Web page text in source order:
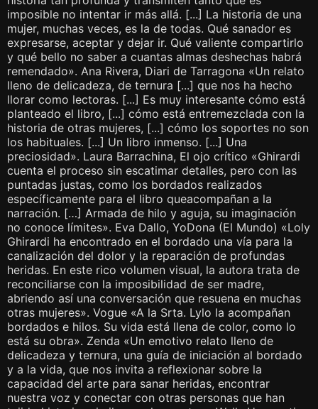
imposible no intentar ir más allá. [...] La historia de una
mujer, muchas veces, es la de todas. Qué sanador es
expresarse, aceptar y dejar ir. Qué valiente compartirlo
y qué bello no saber a cuantas almas deshechas habrá
remendado». Ana Rivera, Diari de Tarragona «Un relato
lleno de delicadeza, de ternura [...] que nos ha hecho
llorar como lectoras. [...] Es muy interesante cómo está
planteado el libro, [...] cómo está entremezclada con la
historia de otras mujeres, [...] cómo los soportes no son
los habituales. [...] Un libro inmenso. [...] Una
preciosidad». Laura Barrachina, El ojo crítico «Ghirardi
cuenta el proceso sin escatimar detalles, pero con las
puntadas justas, como los bordados realizados
específicamente para el libro queacompañan a la
narración. […] Armada de hilo y aguja, su imaginación
no conoce límites». Eva Dallo, YoDona (El Mundo) «Loly
Ghirardi ha encontrado en el bordado una vía para la
canalización del dolor y la reparación de profundas
heridas. En este rico volumen visual, la autora trata de
reconciliarse con la imposibilidad de ser madre,
abriendo así una conversación que resuena en muchas
otras mujeres». Vogue «A la Srta. Lylo la acompañan
bordados e hilos. Su vida está llena de color, como lo
está su obra». Zenda «Un emotivo relato lleno de
delicadeza y ternura, una guía de iniciación al bordado
y a la vida, que nos invita a reflexionar sobre la
capacidad del arte para sanar heridas, encontrar
nuestra voz y conectar con otras personas que han